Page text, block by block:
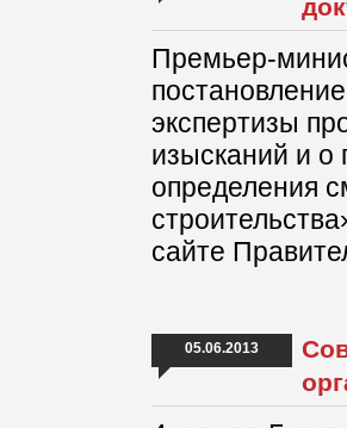
Премьер-
экспертизы
изысканий и о
определения
сайте
05.06.2013